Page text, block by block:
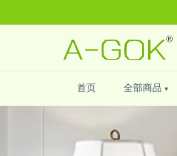
首页 全部商品